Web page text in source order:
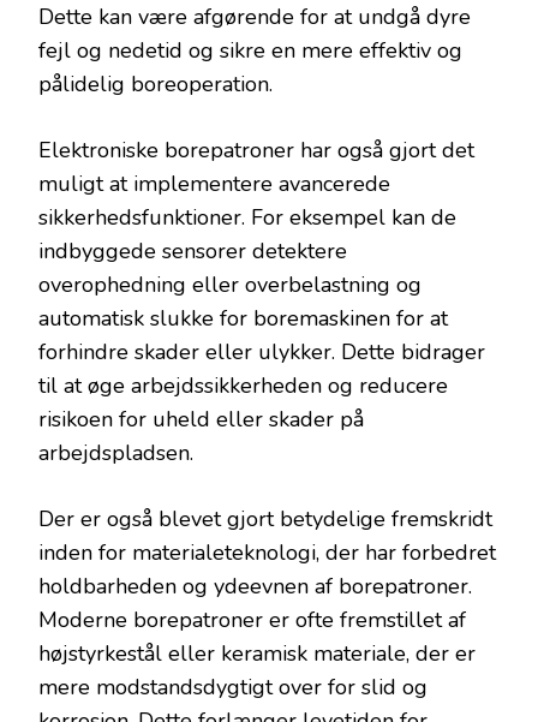
Dette kan være afgørende for at undgå dyre
fejl og nedetid og sikre en mere effektiv og
pålidelig boreoperation.
Elektroniske borepatroner har også gjort det
muligt at implementere avancerede
sikkerhedsfunktioner. For eksempel kan de
indbyggede sensorer detektere
overophedning eller overbelastning og
automatisk slukke for boremaskinen for at
forhindre skader eller ulykker. Dette bidrager
til at øge arbejdssikkerheden og reducere
risikoen for uheld eller skader på
arbejdspladsen.
Der er også blevet gjort betydelige fremskridt
inden for materialeteknologi, der har forbedret
holdbarheden og ydeevnen af borepatroner.
Moderne borepatroner er ofte fremstillet af
højstyrkestål eller keramisk materiale, der er
mere modstandsdygtigt over for slid og